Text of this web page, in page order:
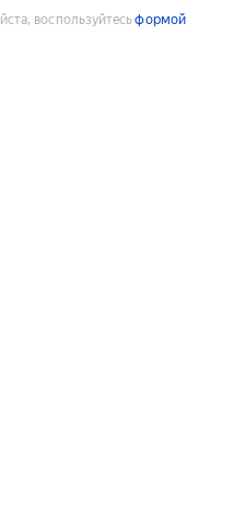
воспользуйтесьформой